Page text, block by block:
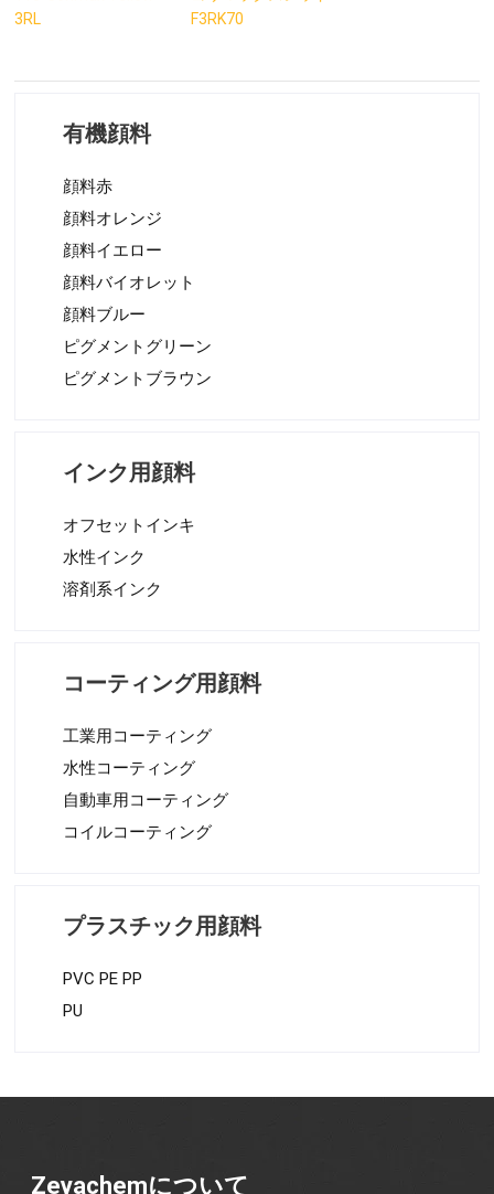
3RL
F3RK70
有機顔料
顔料赤
顔料オレンジ
顔料イエロー
顔料バイオレット
顔料ブルー
ピグメントグリーン
ピグメントブラウン
インク用顔料
オフセットインキ
水性インク
溶剤系インク
コーティング用顔料
工業用コーティング
水性コーティング
自動車用コーティング
コイルコーティング
プラスチック用顔料
PVC PE PP
PU
Zeyachemについて